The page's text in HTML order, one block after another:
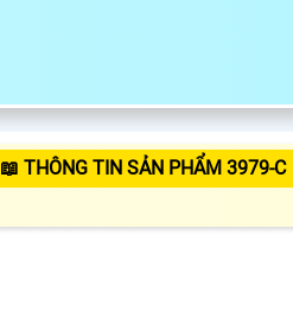
📖 THÔNG TIN SẢN PHẨM 3979-C